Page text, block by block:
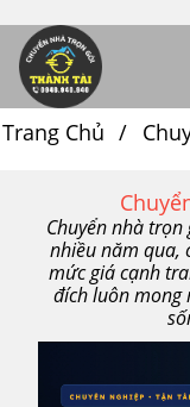
Trang Chủ
Chuyển nhà
nhiều năm qua,
mức giá cạnh
đích luôn mong